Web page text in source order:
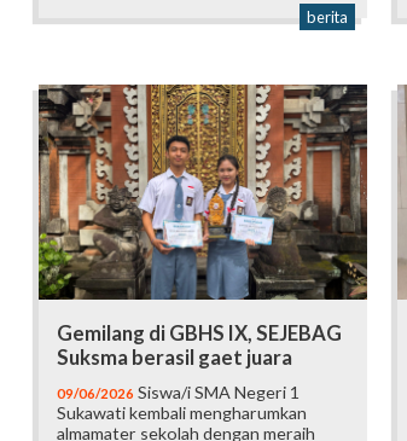
berita
Gemilang di GBHS IX, SEJEBAG
Suksma berasil gaet juara
09/06/2026 Siswa/i SMA Negeri 1
Sukawati kembali mengharumkan
almamater sekolah dengan meraih